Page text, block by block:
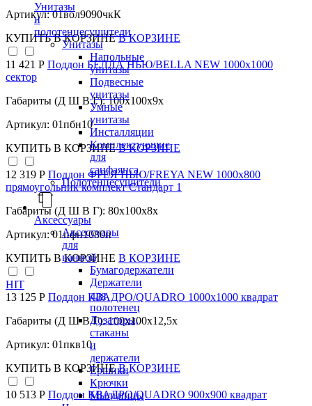
Унитазы
и
полотенцесушители
Унитазы
Напольные
унитазы
Подвесные
унитазы
Умные
унитазы
Инсталляции
Комплектующие
для
санфаянса
Полотенцесушители
Аксессуары
Аксессуары
для
ванной
Бумагодержатели
Держатели
для
полотенец
Дозаторы,
стаканы
и
держатели
Ершики
Крючки
Мыльницы
Артикул: 01вол9090чкК
КУПИТЬ В КОРЗИНЕ В КОРЗИНЕ
11 421 Р Поддон БЕЛЛА НЬЮ/BELLA NEW 1000х1000
сектор
Габариты (Д Ш В Г): 100x100x9x
Артикул: 01пбн10
КУПИТЬ В КОРЗИНЕ В КОРЗИНЕ
12 319 Р Поддон ФРЕЯ НЬЮ/FREYA NEW 1000х800
прямоугольник комплект Стандарт 1
Габариты (Д Ш В Г): 80x100x8x
Артикул: 01пфн1080п
КУПИТЬ В КОРЗИНЕ В КОРЗИНЕ
HIT
13 125 Р Поддон КВАДРО/QUADRO 1000х1000 квадрат
Габариты (Д Ш В Г): 100x100x12,5x
Артикул: 01пкв10
КУПИТЬ В КОРЗИНЕ В КОРЗИНЕ
10 513 Р Поддон КВАДРО/QUADRO 900х900 квадрат